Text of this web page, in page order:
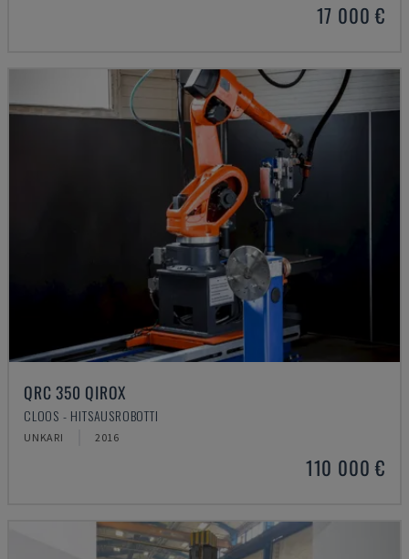
17 000 €
QRC 350 QIROX
CLOOS - HITSAUSROBOTTI
UNKARI 2016
110 000 €